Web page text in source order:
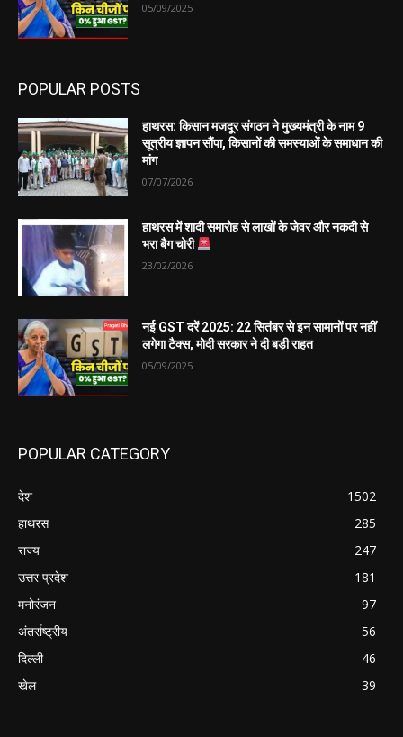
05/09/2025
POPULAR POSTS
हाथरस: किसान मजदूर संगठन ने मुख्यमंत्री के नाम 9
सूत्रीय ज्ञापन सौंपा, किसानों की समस्याओं के समाधान की
मांग
07/07/2026
हाथरस में शादी समारोह से लाखों के जेवर और नकदी से
भरा बैग चोरी
23/02/2026
नई GST दरें 2025: 22 सितंबर से इन सामानों पर नहीं
लगेगा टैक्स, मोदी सरकार ने दी बड़ी राहत
05/09/2025
POPULAR CATEGORY
देश
1502
हाथरस
285
राज्य
247
उत्तर प्रदेश
181
मनोरंजन
97
अंतर्राष्ट्रीय
56
दिल्ली
46
खेल
39